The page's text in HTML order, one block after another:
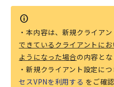
・本内容は、新規クライア
できているクライアントに
ようになった場合の内容とな
・新規クライアント設定につ
セスVPNを利用する をご確